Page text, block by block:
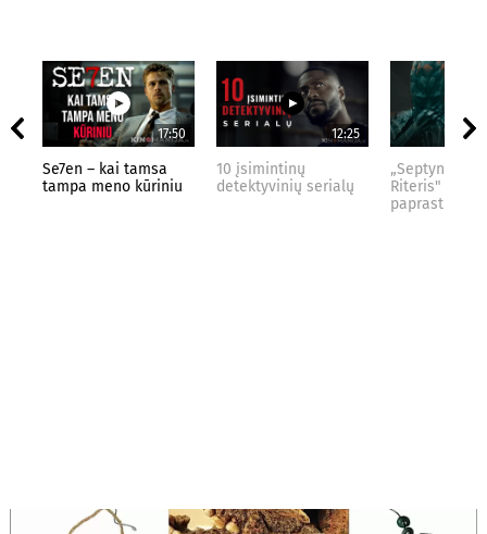
17:50
Se7en – kai tamsa
tampa meno kūriniu
12:25
10 įsimintinų
detektyvinių serialų
„Septynių
Riteris" – kai
paprastumas